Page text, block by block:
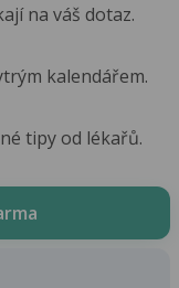
na váš dotaz.
kalendářem.
tipy od lékařů.